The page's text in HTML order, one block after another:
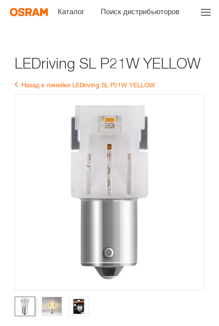
Каталог Поиск дистрибьюторов
LEDriving SL P21W YELLOW
Назад к линейке LEDriving SL P21W YELLOW